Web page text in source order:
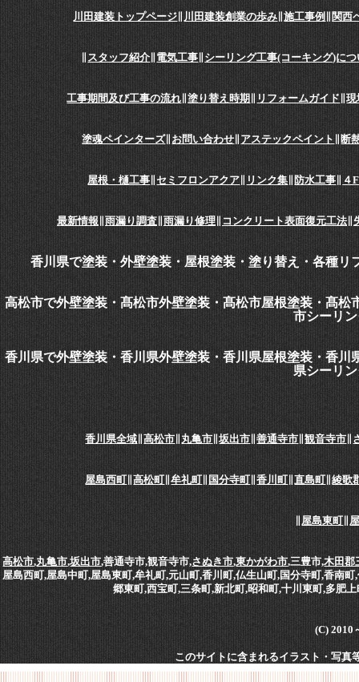
川田建装トップページ 川田建装創業の歩み ∥施工事例 関西
∥スタッフ紹介 電気工事 シーリング工事(コーキング)に
工事期間及び工事の流れ ∥塗り替え時期 リフォームガイド ∥現
塗魂ペインターズ∥ お問い合わせ アステックペイント 断
屋根・樋工事 ∥セミフロンアクア リンク集 防水工事 ４
最新情報 雨漏り調査 雨漏り修理 コンクリート表面復元工法
香川県で塗装・外壁塗装・屋根塗装・塗り替え・各種
高松市で外壁塗装・髙松市外壁塗装・髙松市屋根塗装・髙
市シーリ
香川県で外壁塗装・香川県外壁塗装・香川県屋根塗装・香
県シーリ
香川県全域 ∥高松市 丸亀市 ∥坂出市 ∥善通寺市 ∥観音寺市
屋島西町∥高松町∥牟礼町∥ 国分寺町∥香川町 ∥直島町∥綾歌
∥屋島東町∥
高松市,丸亀市,坂出市,善通寺市,観音寺市,さぬき市,東かがわ市,三豊市,木田郡
屋島西町,屋島中町,屋島東町,牟礼町,元山町,香川町,仏生山町,国分寺町,香南
郷東町,西宝町,三条町,新北町,昭和町,十川東町,多肥
(C) 2010
このサイトに含まれるイラスト・写真